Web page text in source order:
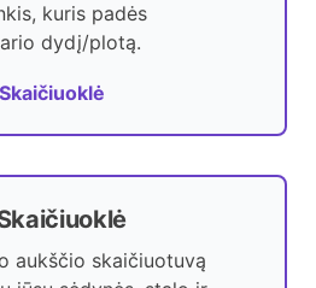
kuris padės
dydį/plotą.
aukščio skaičiuotuvą